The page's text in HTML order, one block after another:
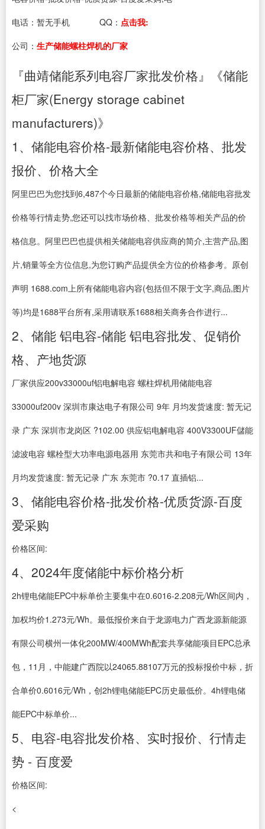
电话： 暂无手机 QQ： 点击我:
公司： 生产储能螺柱焊机的厂家
『曲靖储能系列电容厂家批发价格』《储能
柜厂家(Energy storage cabinet
manufacturers)》
1、储能电容价格-最新储能电容价格、批发
报价、价格大全
阿里巴巴为您找到6,487个今日最新的储能电容价格,储能电容批发
价格等行情走势,您还可以找市场价格、批发价格等相关产品的价
格信息。阿里巴巴也提供相关储能电容供应商的简介,主营产品,图
片,销量等全方位信息,为您订购产品提供全方位的价格参考。原创
声明 1688.com上所有储能电容内容(包括但不限于文字,商品,图片
等)均是1688平台所有,采用请联系1688相关商务合作进行...
2、储能 铝电容-储能 铝电容批发、促销价
格、产地货源
厂家供应200v33000uf铝电解电容 螺柱焊机用储能电容
33000uf200v 深圳市康达电子有限公司 9年 月均发货速度: 暂无记
录 广东 深圳市龙岗区 ?102.00 供应铝电解电容 400V3300UF儲能
滤波电容 螺栓型大功率电源电器用 东莞市共和电子有限公司 13年
月均发货速度: 暂无记录 广东 东莞市 ?0.17 直插铝...
3、储能电容价格-批发价格-优质货源-百度
爱采购
价格区间:
4、2024年度储能中标价格分析
2h锂电储能EPC中标单价主要集中在0.6016-2.208元/Wh区间内，
加权均价1.273元/Wh。最低报价来自于龙源电力广西龙源新能源
有限公司横州一体化200MW/400MWh配套共享储能项目EPC总承
包，11月，中能建广西院以24065.88107万元的投标报价中标，折
合单价0.6016元/Wh，创2h锂电储能EPC历史最低价。4h锂电储
能EPC中标单价...
5、电容-电容批发价格、实时报价、行情走
势 - 百度爱
价格区间:
<